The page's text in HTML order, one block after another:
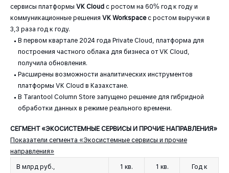
сервисы платформы VK Cloud с ростом на 60% год к году и
коммуникационные решения VK Workspaceс ростом выручки в
3,3 раза год к году.
В первом квартале 2024 года Private Cloud, платформа для
построения частного облака для бизнеса от VK Cloud,
получила обновления.
Расширены возможности аналитических инструментов
платформы VK Cloud в Казахстане.
В Tarantool Column Store запущено решение для гибридной
обработки данных в режиме реального времени.
СЕГМЕНТ «ЭКОСИСТЕМНЫЕ СЕРВИСЫ И ПРОЧИЕ НАПРАВЛЕНИЯ»
Показатели сегмента «Экосистемные сервисы и прочие
направления»
В млрд руб.,
1 кв.
1 кв.
Год к